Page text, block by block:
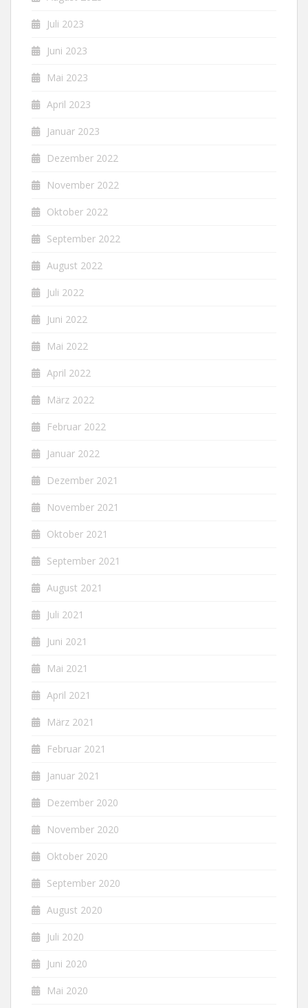
Juli 2023
Juni 2023
Mai 2023
April 2023
Januar 2023
Dezember 2022
November 2022
Oktober 2022
September 2022
August 2022
Juli 2022
Juni 2022
Mai 2022
April 2022
März 2022
Februar 2022
Januar 2022
Dezember 2021
November 2021
Oktober 2021
September 2021
August 2021
Juli 2021
Juni 2021
Mai 2021
April 2021
März 2021
Februar 2021
Januar 2021
Dezember 2020
November 2020
Oktober 2020
September 2020
August 2020
Juli 2020
Juni 2020
Mai 2020